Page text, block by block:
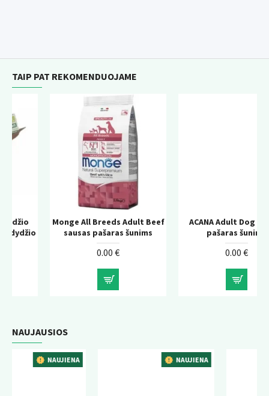
TAIP PAT REKOMENDUOJAME
Monge All Breeds Adult Beef
sausas pašaras šunims
ACANA Adult Dog sausas
pašaras šunims
NAUJAUSIOS